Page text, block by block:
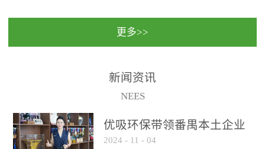
民法院室内除甲醛空气治
保施工日期：2020年1月珠
国家通过设在对外开放口
（及各出入境边防检查
更多>>
新闻资讯
NEES
优吸环保带领番禺本​土企业
勇敢破局向“新”
2024 - 11 - 04